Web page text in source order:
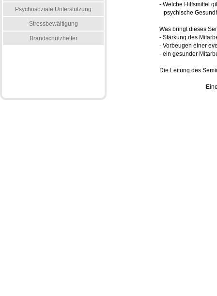
Psychosoziale Unterstützung
Stressbewältigung
Brandschutzhelfer
- Welche Hilfsmittel
psychische
Was bringt dieses
- Stärkung des
- Vorbeugen einer
- ein gesunder
Die Leitung des